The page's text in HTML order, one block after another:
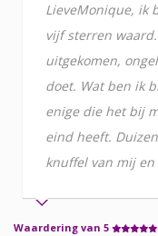
LieveMonique, ik
vijf sterren
uitgekomen,
doet. Wat ben ik
enige die het bij
eind heeft.
knuffel van mij
Waardering van 5